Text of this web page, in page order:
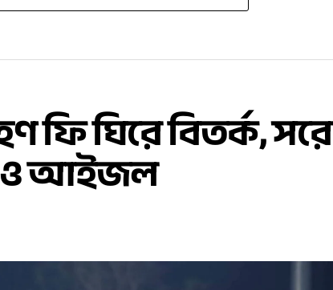
ঘিরে বিতর্ক, সরে
ও আইজল